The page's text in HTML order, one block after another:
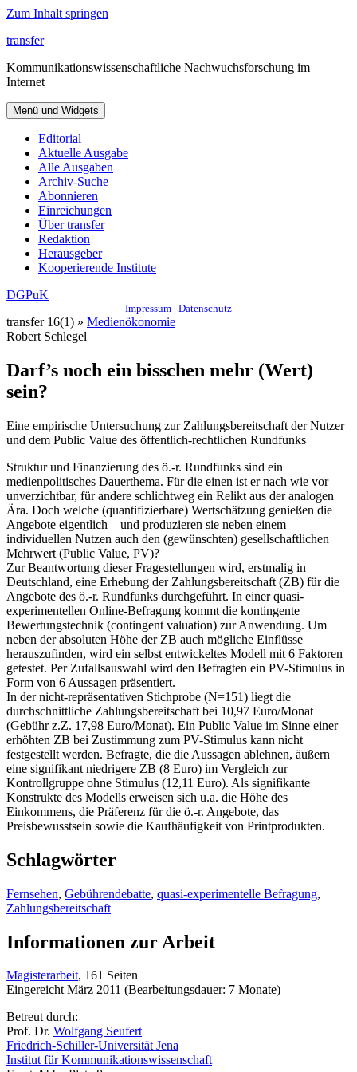
Zum Inhalt springen
transfer
Kommunikationswissenschaftliche Nachwuchsforschung im
Internet
Menü und Widgets
Editorial
Aktuelle Ausgabe
Alle Ausgaben
Archiv-Suche
Abonnieren
Einreichungen
Über transfer
Redaktion
Herausgeber
Kooperierende Institute
DGPuK
Impressum | Datenschutz
transfer 16(1) » Medienökonomie
Robert Schlegel
Darf’s noch ein bisschen mehr (Wert)
sein?
Eine empirische Untersuchung zur Zahlungsbereitschaft der Nutzer
und dem Public Value des öffentlich-rechtlichen Rundfunks
Struktur und Finanzierung des ö.-r. Rundfunks sind ein
medienpolitisches Dauerthema. Für die einen ist er nach wie vor
unverzichtbar, für andere schlichtweg ein Relikt aus der analogen
Ära. Doch welche (quantifizierbare) Wertschätzung genießen die
Angebote eigentlich – und produzieren sie neben einem
individuellen Nutzen auch den (gewünschten) gesellschaftlichen
Mehrwert (Public Value, PV)?
Zur Beantwortung dieser Fragestellungen wird, erstmalig in
Deutschland, eine Erhebung der Zahlungsbereitschaft (ZB) für die
Angebote des ö.-r. Rundfunks durchgeführt. In einer quasi-
experimentellen Online-Befragung kommt die kontingente
Bewertungstechnik (contingent valuation) zur Anwendung. Um
neben der absoluten Höhe der ZB auch mögliche Einflüsse
herauszufinden, wird ein selbst entwickeltes Modell mit 6 Faktoren
getestet. Per Zufallsauswahl wird den Befragten ein PV-Stimulus in
Form von 6 Aussagen präsentiert.
In der nicht-repräsentativen Stichprobe (N=151) liegt die
durchschnittliche Zahlungsbereitschaft bei 10,97 Euro/Monat
(Gebühr z.Z. 17,98 Euro/Monat). Ein Public Value im Sinne einer
erhöhten ZB bei Zustimmung zum PV-Stimulus kann nicht
festgestellt werden. Befragte, die die Aussagen ablehnen, äußern
eine signifikant niedrigere ZB (8 Euro) im Vergleich zur
Kontrollgruppe ohne Stimulus (12,11 Euro). Als signifikante
Konstrukte des Modells erweisen sich u.a. die Höhe des
Einkommens, die Präferenz für die ö.-r. Angebote, das
Preisbewusstsein sowie die Kaufhäufigkeit von Printprodukten.
Schlagwörter
Fernsehen, Gebührendebatte, quasi-experimentelle Befragung,
Zahlungsbereitschaft
Informationen zur Arbeit
Magisterarbeit, 161 Seiten
Eingereicht März 2011 (Bearbeitungsdauer: 7 Monate)
Betreut durch:
Prof. Dr. Wolfgang Seufert
Friedrich-Schiller-Universität Jena
Institut für Kommunikationswissenschaft